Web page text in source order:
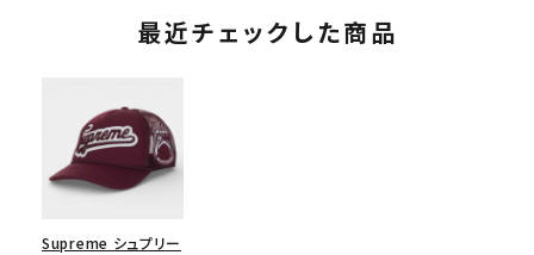
最近チェックした商品
Supreme シュプリー